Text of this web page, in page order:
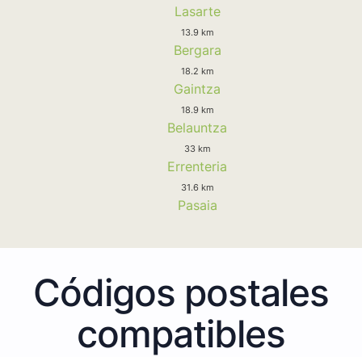
Lasarte
13.9 km
Bergara
18.2 km
Gaintza
18.9 km
Belauntza
33 km
Errenteria
31.6 km
Pasaia
Códigos postales
compatibles